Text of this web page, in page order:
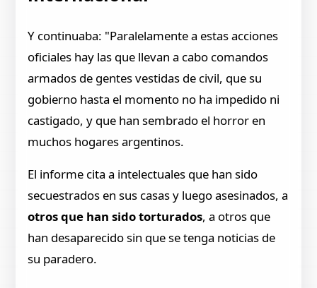
Y continuaba: "Paralelamente a estas acciones
oficiales hay las que llevan a cabo comandos
armados de gentes vestidas de civil, que su
gobierno hasta el momento no ha impedido ni
castigado, y que han sembrado el horror en
muchos hogares argentinos.
El informe cita a intelectuales que han sido
secuestrados en sus casas y luego asesinados, a
otros que han sido torturados, a otros que
han desaparecido sin que se tenga noticias de
su paradero.